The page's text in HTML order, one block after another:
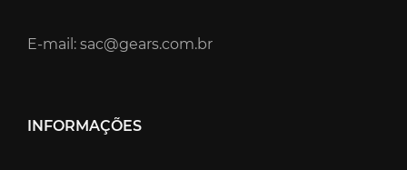
E-mail: sac@gears.com.br
INFORMAÇÕES